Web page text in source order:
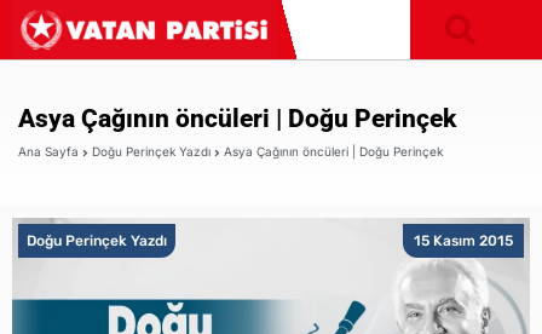
Asya Çağının öncüleri | Doğu Perinçek
Ana Sayfa Doğu Perinçek Yazdı Asya Çağının öncüleri | Doğu Perinçek
15 Kasım 2015
Doğu Perinçek Yazdı